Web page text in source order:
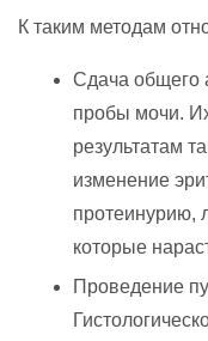
К таким методам
Сдача общего
пробы мочи.
результатам
изменение
протеинурию,
которые
Проведение